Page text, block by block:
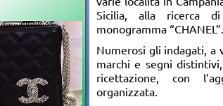
Sicilia, alla ricerca
monogramma “CHANEL”.
Numerosi gli indagati,
marchi e segni
ricettazione, con
organizzata.